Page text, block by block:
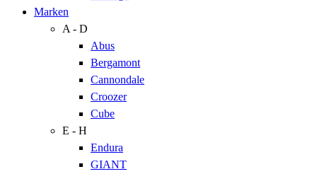
Marken
A - D
Abus
Bergamont
Cannondale
Croozer
Cube
E - H
Endura
GIANT